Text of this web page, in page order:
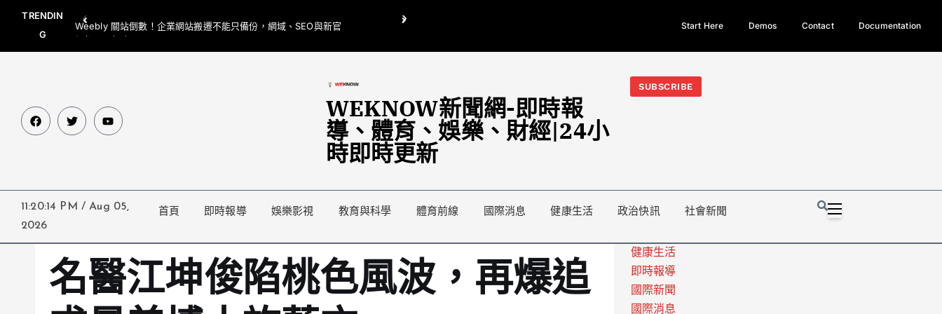
TRENDIN
G
Weebly 關站倒數！企業網站搬遷不能只備份，網域、SEO與新官
網都要一起處理
翁曉玲喊刪陸委會1295萬媒宣費惹議 梁文傑回「只能靠嘴巴」
今日熱門新聞TOP3｜西拉雅族正式成第17個原住民族、立院電競
光電場回
Start Here Demos Contact Documentation
WEKNOW新聞網-即時報
導、體育、娛樂、財經|24小
時即時更新
SUBSCRIBE
11:20:15 PM / Aug 05,
2026
首頁 即時報導 娛樂影視 教育與科學 體育前線 國際消息 健康生活 政治快訊 社會新聞
名醫江坤俊陷桃色風波，再爆追
健康生活
即時報導
國際新聞
國際消息